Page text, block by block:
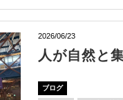
2026/06/23
人が自然と
ブログ